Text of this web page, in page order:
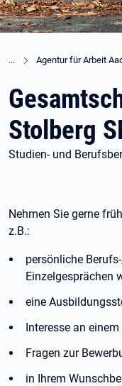
Agentur für Arbeit
Stolberg
Studien- und
Nehmen Sie gerne
z.B.:
persönliche
Einzelgesprächen
eine
Interesse an
Fragen zur
in Ihrem